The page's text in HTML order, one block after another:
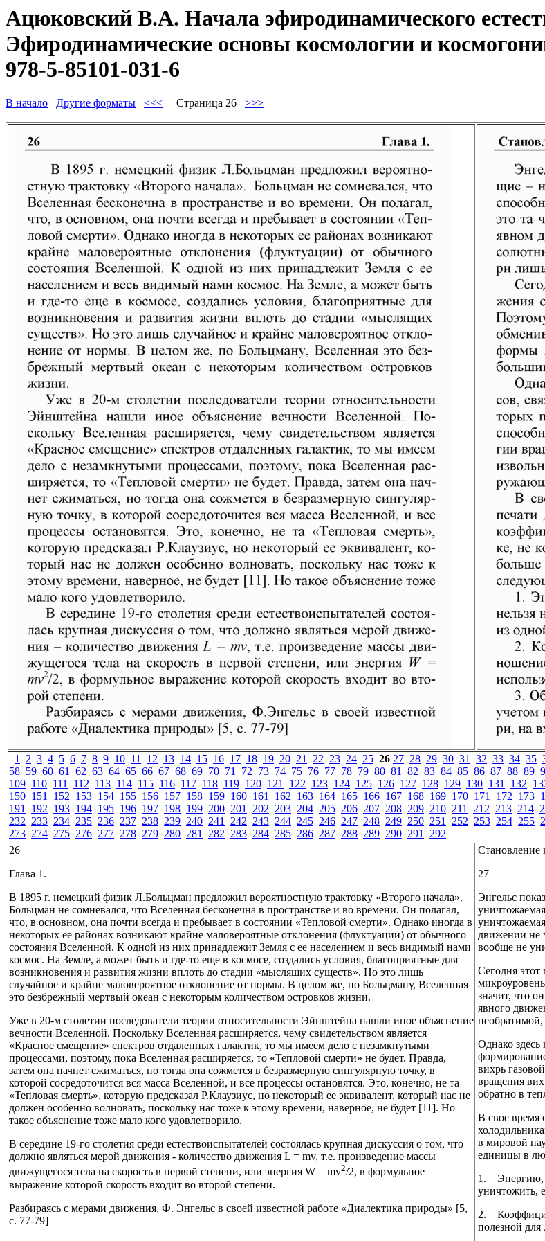
Ацюковский В.А. Начала эфиродинамического
Эфиродинамические основы космологии и
978-5-85101-031-6
В начало Другие форматы <<< Страница 26 >>>
1 2 3 4 5 6 7 8 9 10 11 12 13 14 15 16 17 18 19 20 21 22 23 24 25 26 27 28 29 30 31 32 33 34 35
58 59 60 61 62 63 64 65 66 67 68 69 70 71 72 73 74 75 76 77 78 79 80 81 82 83 84 85 86 87 88 89
109 110 111 112 113 114 115 116 117 118 119 120 121 122 123 124 125 126 127 128 129 130 131 132
150 151 152 153 154 155 156 157 158 159 160 161 162 163 164 165 166 167 168 169 170 171 172 173
191 192 193 194 195 196 197 198 199 200 201 202 203 204 205 206 207 208 209 210 211 212 213 214
232 233 234 235 236 237 238 239 240 241 242 243 244 245 246 247 248 249 250 251 252 253 254 255
273 274 275 276 277 278 279 280 281 282 283 284 285 286 287 288 289 290 291 292
26
Глава 1.
В 1895 г. немецкий физик Л.Больцман предложил вероятностную трактовку «Второго начала».
Больцман не сомневался, что Вселенная бесконечна в пространстве и во времени. Он полагал,
что, в основном, она почти всегда и пребывает в состоянии «Тепловой смерти». Однако иногда в
некоторых ее районах возникают крайне маловероятные отклонения (флуктуации) от обычного
состояния Вселенной. К одной из них принадлежит Земля с ее населением и весь видимый нами
космос. На Земле, а может быть и где-то еще в космосе, создались условия, благоприятные для
возникновения и развития жизни вплоть до стадии «мыслящих существ». Но это лишь
случайное и крайне маловероятное отклонение от нормы. В целом же, по Больцману, Вселенная
это безбрежный мертвый океан с некоторым количеством островков жизни.
Уже в 20-м столетии последователи теории относительности Эйнштейна нашли иное объяснение
вечности Вселенной. Поскольку Вселенная расширяется, чему свидетельством является
«Красное смещение» спектров отдаленных галактик, то мы имеем дело с незамкнутыми
процессами, поэтому, пока Вселенная расширяется, то «Тепловой смерти» не будет. Правда,
затем она начнет сжиматься, но тогда она сожмется в безразмерную сингулярную точку, в
которой сосредоточится вся масса Вселенной, и все процессы остановятся. Это, конечно, не та
«Тепловая смерть», которую предсказал Р.Клаузиус, но некоторый ее эквивалент, который нас не
должен особенно волновать, поскольку нас тоже к этому времени, наверное, не будет [11]. Но
такое объяснение тоже мало кого удовлетворило.
В середине 19-го столетия среди естествоиспытателей состоялась крупная дискуссия о том, что
должно являться мерой движения - количество движения L = mv, т.е. произведение массы
движущегося тела на скорость в первой степени, или энергия W = mv2/2, в формульное
выражение которой скорость входит во второй степени.
Разбираясь с мерами движения, Ф. Энгельс в своей известной работе «Диалектика природы» [5,
с. 77-79]
Становление
27
Энгельс
движении не
вообще не
Сегодня этот
значит, что
явного
необратимой,
Однако здесь
вихрь
вращения
обратно в
В свое
в мировой
единицы в
1. Энергию,
уничтожить,
2.
полезной для